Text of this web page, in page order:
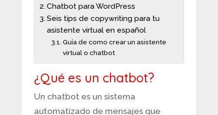
Chatbot para WordPress
Seis tips de copywriting para tu
asistente virtual en español
Guía de como crear un asistente
virtual o chatbot
¿Qué es un chatbot?
Un chatbot es un sistema
automatizado de mensajes que